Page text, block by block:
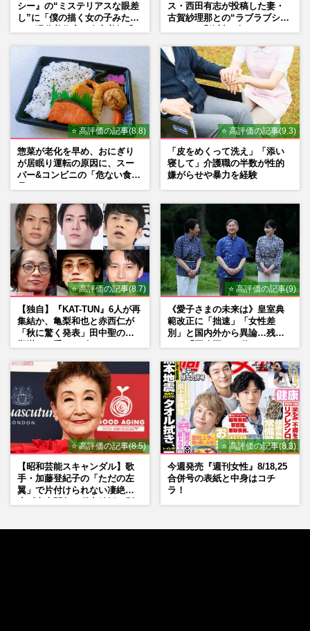
シー』の“ミステリアスな眼差
し”に「僕の描く女の子みた
ス・西田有志が投稿した妻・
古賀紗理那との“ラブラブショ
判殺到の理由
⭐ 高評価の記事(8.8)
惣菜が老化を早め、おにぎり
が居眠り運転の原因に、スー
パー&コンビニの「危ない食
⭐ 高評価の記事(9.3)
「皮をめくって洗え」「添い
寝して」介護職の半数が性的
嫌がらせや暴力を経験
⭐ 高評価の記事(8.7)
【独自】『KAT-TUN』6人が再
集結か、亀梨和也と赤西仁が
「秋に驚く発表」田中聖の刑
⭐ 高評価の記事(9)
《愛子さまの未来は》皇室典
範改正に「拙速」「女性差
別」と国内外から異論…残さ
⭐ 高評価の記事(8.5)
【昭和芸能スキャンダル】歌
手・加藤登紀子の「ただの左
翼」で片付けられない凄絶半
⭐ 高評価の記事(8.3)
今週発売『週刊女性』8/18,25
合併号の表紙と中身はコチ
ラ！